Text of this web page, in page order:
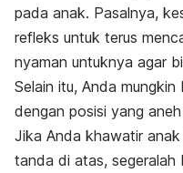
pada anak. Pasalnya,
refleks untuk terus
nyaman untuknya agar
Selain itu, Anda
dengan posisi yang
Jika Anda khawatir
tanda di atas,